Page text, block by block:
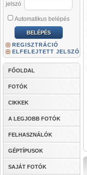
jelszó
Automatikus belépés
REGISZTRÁCIÓ
ELFELEJTETT JELSZÓ
FŐOLDAL
FOTÓK
CIKKEK
A LEGJOBB FOTÓK
FELHASZNÁLÓK
GÉPTÍPUSOK
SAJÁT FOTÓK